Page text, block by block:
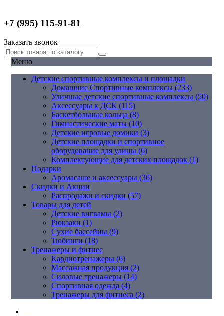
+7 (995) 115-91-81
Заказать звонок
Меню
Детские спортивные комплексы и площадки
Домашние Спортивные комплексы (233)
Уличные детские спортивные комплексы (50)
Аксессуары к ДСК (115)
Баскетбольные кольца (8)
Гимнастические маты (10)
Детские игровые домики (3)
Детские площадки и спортивное
оборудование для улицы (6)
Комплектующие для детских площадок (1)
Подарки
Аромасаше и аксессуары (36)
Скидки и Акции
Распродажи и скидки (57)
Товары для детей
Детские вигвамы (2)
Рюкзаки (1)
Сухие бассейны (9)
Тюбинги (18)
Тренажеры и фитнес
Кардиотренажеры (6)
Массажная продукция (2)
Силовые тренажеры (14)
Спортивная одежда (4)
Тренажеры для фитнеса (2)